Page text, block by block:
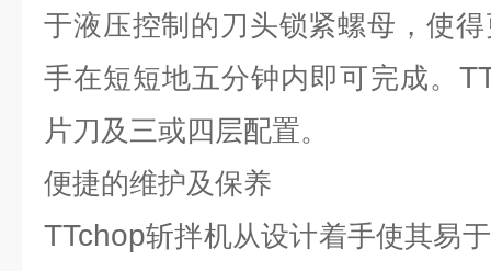
于液压控制的刀头锁紧螺母，使
手在短短地五分钟内即可完成。
片刀及三或四层配置。
便捷的维护及保养
TTchop斩拌机从设计着手使其易